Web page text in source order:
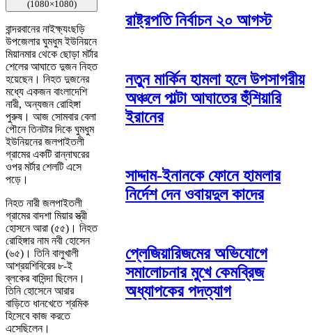
(1080×1080)
বান্দরবানের নাইক্ষ্যংছড়ি
উপজেলার ঘুমধুম ইউনিয়নে
মিয়ানমার থেকে ছোড়া মর্টার
শেলের আঘাতে দুজন নিহত
হয়েছেন। নিহত দুজনের
মধ্যে একজন বাংলাদেশি
নারী, অন্যজন রোহিঙ্গা
পুরুষ। আজ সোমবার বেলা
পৌনে তিনটার দিকে ঘুমধুম
ইউনিয়নের জলপাইতলী
গ্রামের একটি রান্নাঘরের
ওপর মর্টার শেলটি এসে
পড়ে।
নিহত নারী জলপাইতলী
গ্রামের বাদশা মিয়ার স্ত্রী
হোসনে আরা (৫৫)। নিহত
রোহিঙ্গার নাম নবী হোসেন
(৬৫)। তিনি বালুখালী
আশ্রয়শিবিরের ৮-ই
ব্লকের বাসিন্দা ছিলেন।
তিনি হোসেনে আরার
বাড়িতে ধানখেতে শ্রমিক
হিসেবে কাজ করতে
এসেছিলেন।
রাষ্ট্রপতি নির্বাচন ২০ আগস্ট
নতুন মার্কিন হামলা হলে উপসাগরীয়
অঞ্চলে পাল্টা আঘাতের হুঁশিয়ারি
ইরানের
সাদ্দাম-ইনানকে ফোনে হামলার
নির্দেশ দেন ওবায়দুল কাদের
প্লেজিয়ারিজমের অভিযোগে
সমালোচনার মুখে কেমব্রিজ
অধ্যাপকের পদত্যাগ